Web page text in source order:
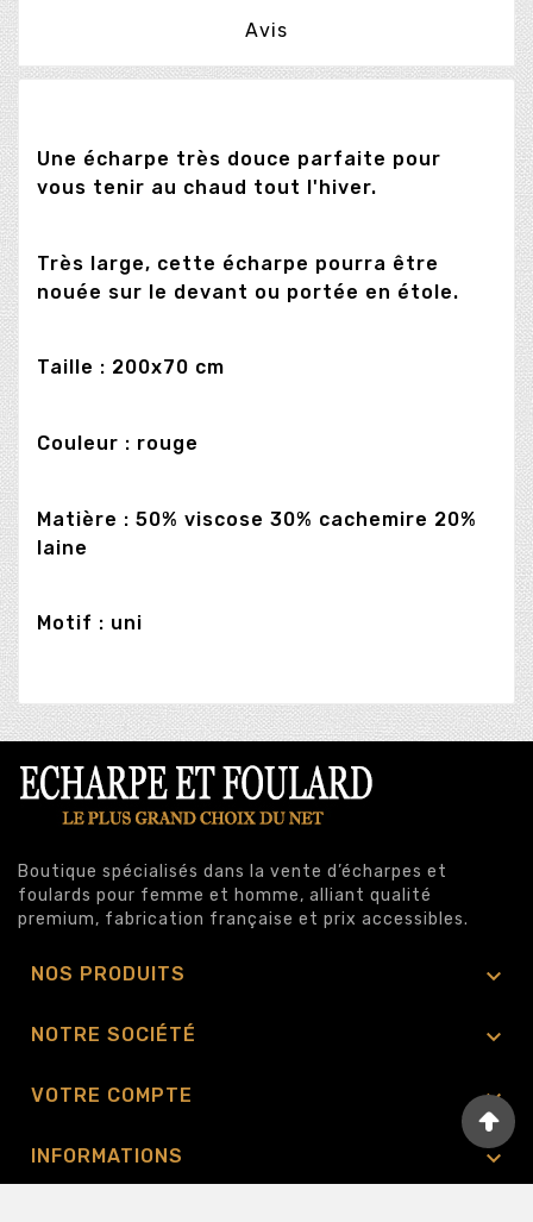
Avis
Une écharpe très douce parfaite pour
vous tenir au chaud tout l'hiver.
Très large, cette écharpe pourra être
nouée sur le devant ou portée en étole.
Taille : 200x70 cm
Couleur : rouge
Matière : 50% viscose 30% cachemire 20%
laine
Motif : uni
Boutique spécialisés dans la vente d’écharpes et
foulards pour femme et homme, alliant qualité
premium, fabrication française et prix accessibles.
NOS PRODUITS 
NOTRE SOCIÉTÉ 
VOTRE COMPTE 
INFORMATIONS 